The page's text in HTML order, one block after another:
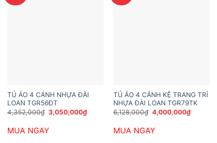
TỦ ÁO 4 CÁNH NHỰA ĐÀI
LOAN TGR56ĐT
4,352,000₫ Giá
gốc
4,352,000₫.
3,050,000₫Giá
hiện
MUA NGAY
TỦ ÁO 4 CÁNH KỆ TRANG TRÍ
NHỰA ĐÀI LOAN TGR79TK
6,128,000₫ Giá
gốc
6,128,000₫.
4,000,000₫Giá
hiện
MUA NGAY